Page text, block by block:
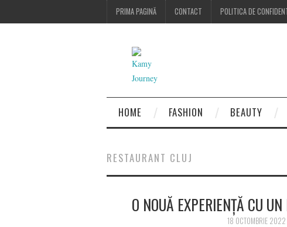
PRIMA PAGINĂ CONTACT POLITICA DE
HOME FASHION BEAUTY
RESTAURANT CLUJ
O NOUĂ EXPERIENȚĂ CU
18 OCTOMBRIE 2022